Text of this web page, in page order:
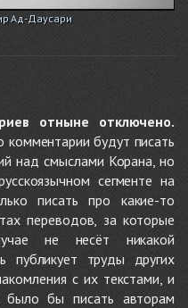
Ад-Даусари
отныне отключено.
комментарии будут писать
над смыслами Корана, но
сегменте на
писать про какие-то
переводов, за которые
не несёт никакой
публикует труды других
с их текстами, и
бы писать авторам